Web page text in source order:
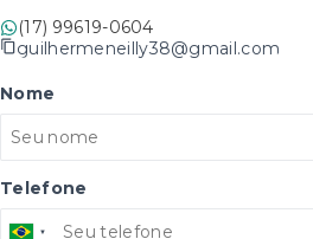
(17) 99619-0604
guilhermeneilly38@gmail.com
Nome
Telefone